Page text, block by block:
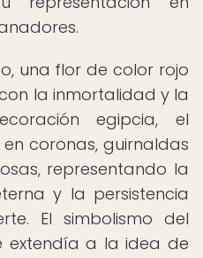
una flor de color rojo
la inmortalidad y la
egipcia, el
coronas, guirnaldas
representando la
y la persistencia
El simbolismo del
extendía a la idea de